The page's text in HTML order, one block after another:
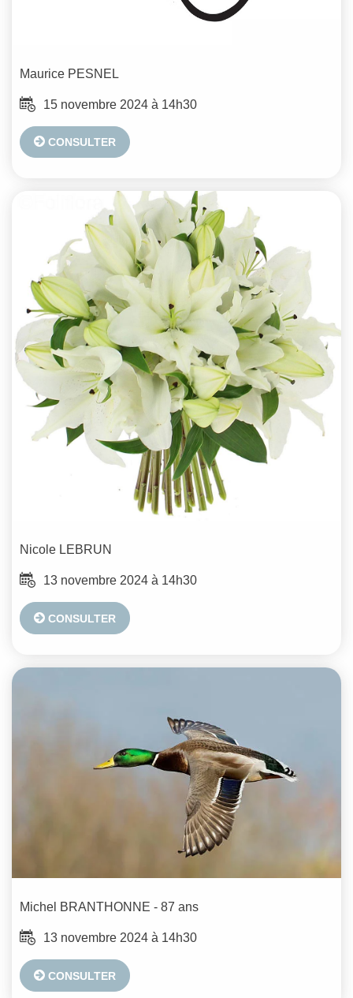
Maurice PESNEL
15 novembre 2024 à 14h30
CONSULTER
Nicole LEBRUN
13 novembre 2024 à 14h30
CONSULTER
Michel BRANTHONNE - 87 ans
13 novembre 2024 à 14h30
CONSULTER